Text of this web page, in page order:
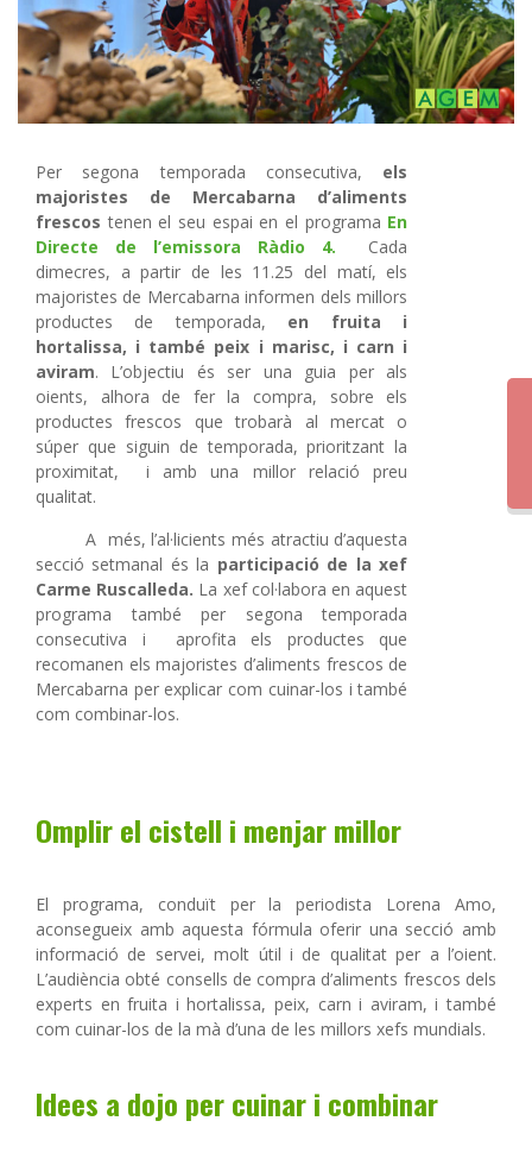
Per segona temporada consecutiva, els
majoristes de Mercabarna d’aliments
frescostenen el seu espai en el programa En
Directe de l’emissora Ràdio 4.
Cada
dimecres, a partir de les 11.25 del matí, els
majoristes de Mercabarna informen dels millors
productes de temporada, en fruita i
hortalissa, i també peix i marisc, i carn i
aviram. L’objectiu és ser una guia per als
oients, alhora de fer la compra, sobre els
productes frescos que trobarà al mercat o
súper que siguin de temporada, prioritzant la
proximitat, i amb una millor relació preu
qualitat.
A més, l’al·licients més atractiu d’aquesta
secció setmanal és la participació de la xef
Carme Ruscalleda. La xef col·labora en aquest
programa també per segona temporada
consecutiva i aprofita els productes que
recomanen els majoristes d’aliments frescos de
Mercabarna per explicar com cuinar-los i també
com combinar-los.
Omplir el cistell i menjar millor
El programa, conduït per la periodista Lorena Amo,
aconsegueix amb aquesta fórmula oferir una secció amb
informació de servei, molt útil i de qualitat per a l’oient.
L’audiència obté consells de compra d’aliments frescos dels
experts en fruita i hortalissa, peix, carn i aviram, i també
com cuinar-los de la mà d’una de les millors xefs mundials.
Idees a dojo per cuinar i combinar